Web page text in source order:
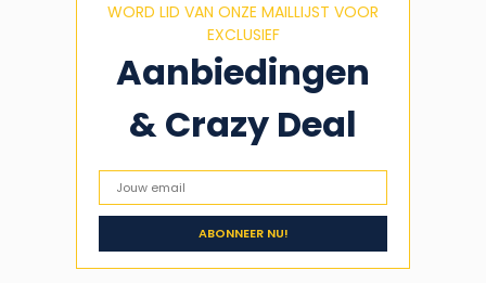
WORD LID VAN ONZE MAILLIJST VOOR
EXCLUSIEF
Aanbiedingen
& Crazy Deal